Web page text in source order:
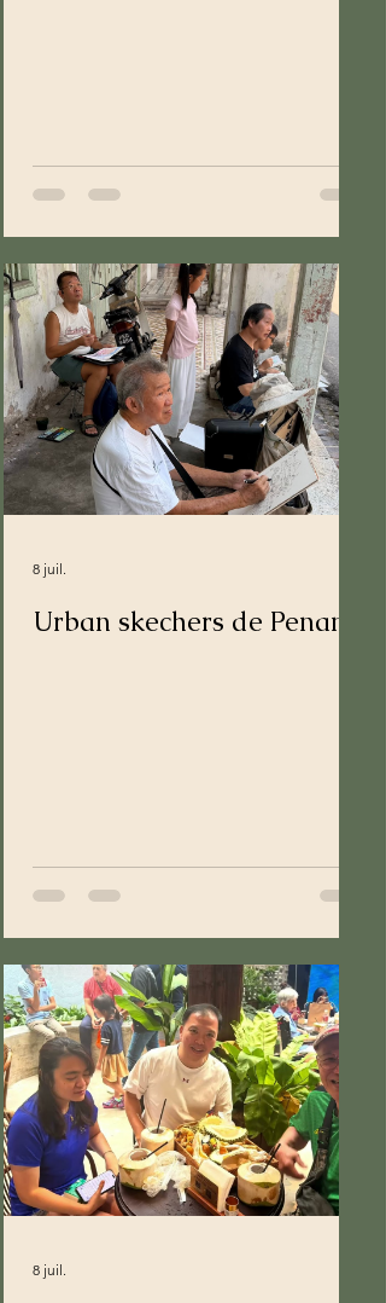
Urban skechers de Penang
8 juil.
8 juil.